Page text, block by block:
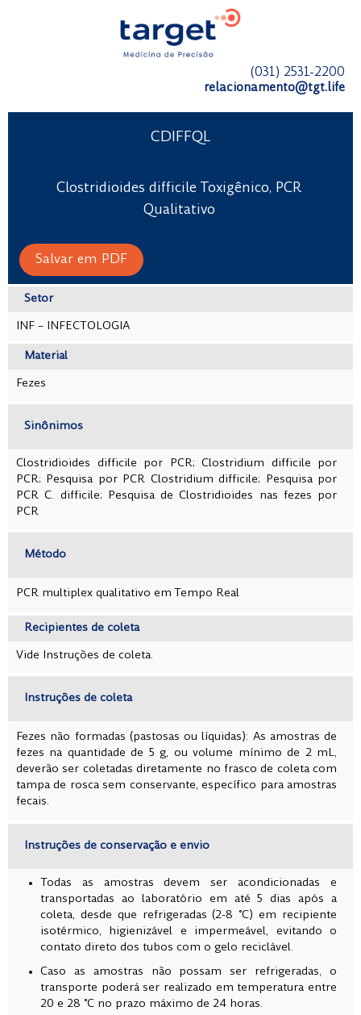
(031) 2531-2200
relacionamento@tgt.life
CDIFFQL
Clostridioides difficile Toxigênico, PCR
Qualitativo
Salvar em PDF
Setor
INF – INFECTOLOGIA
Material
Fezes
Sinônimos
Clostridioides difficile por PCR; Clostridium difficile por
PCR; Pesquisa por PCR Clostridium difficile; Pesquisa por
PCR C. difficile; Pesquisa de Clostridioides nas fezes por
PCR
Método
PCR multiplex qualitativo em Tempo Real
Recipientes de coleta
Vide Instruções de coleta.
Instruções de coleta
Fezes não formadas (pastosas ou líquidas): As amostras de
fezes na quantidade de 5 g, ou volume mínimo de 2 mL,
deverão ser coletadas diretamente no frasco de coleta com
tampa de rosca sem conservante, específico para amostras
fecais.
Instruções de conservação e envio
Todas as amostras devem ser acondicionadas e
transportadas ao laboratório em até 5 dias após a
coleta, desde que refrigeradas (2-8 °C) em recipiente
isotérmico, higienizável e impermeável, evitando o
contato direto dos tubos com o gelo reciclável.
Caso as amostras não possam ser refrigeradas, o
transporte poderá ser realizado em temperatura entre
20 e 28 °C no prazo máximo de 24 horas.